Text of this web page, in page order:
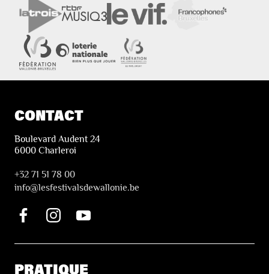
CONTACT
Boulevard Audent 24
6000 Charleroi
+32 71 51 78 00
info@lesfestivalsdewallonie.be
PRATIQUE